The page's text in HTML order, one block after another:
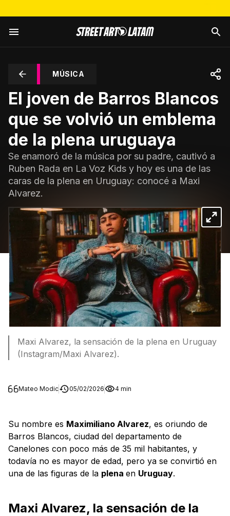
MÚSICA
El joven de Barros Blancos
que se volvió un emblema
de la plena uruguaya
Se enamoró de la música por su padre, cautivó a
Ruben Rada en La Voz Kids y hoy es una de las
caras de la plena en Uruguay: conocé a Maxi
Alvarez.
Maxi Alvarez, la sensación de la plena en Uruguay
(Instagram/Maxi Alvarez).
Mateo Modic 05/02/2026 4 min
Su nombre es Maximiliano Alvarez, es oriundo de
Barros Blancos, ciudad del departamento de
Canelones con poco más de 35 mil habitantes, y
todavía no es mayor de edad, pero ya se convirtió en
una de las figuras de la plena en Uruguay.
Maxi Alvarez, la sensación de la